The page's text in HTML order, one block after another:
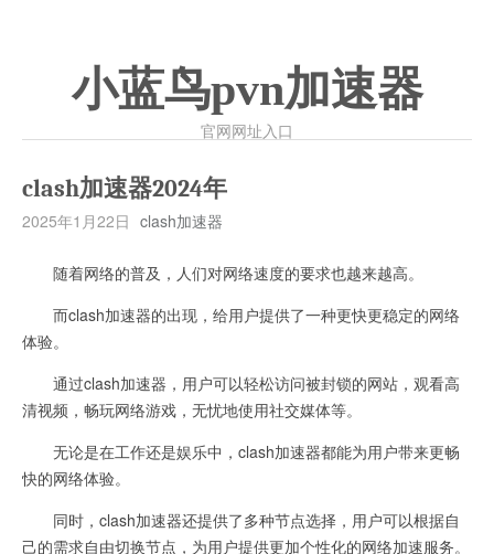
小蓝鸟pvn加速器
官网网址入口
clash加速器2024年
2025年1月22日 clash加速器
随着网络的普及，人们对网络速度的要求也越来越高。
而clash加速器的出现，给用户提供了一种更快更稳定的网络
体验。
通过clash加速器，用户可以轻松访问被封锁的网站，观看高
清视频，畅玩网络游戏，无忧地使用社交媒体等。
无论是在工作还是娱乐中，clash加速器都能为用户带来更畅
快的网络体验。
同时，clash加速器还提供了多种节点选择，用户可以根据自
己的需求自由切换节点，为用户提供更加个性化的网络加速服务。